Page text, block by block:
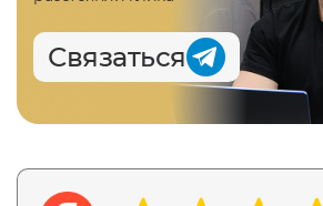
Связаться